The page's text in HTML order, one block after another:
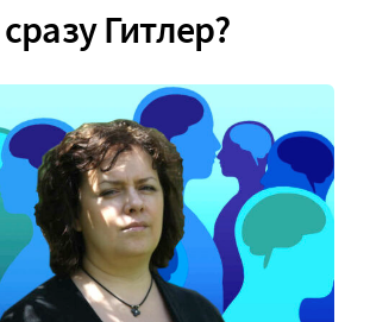
Гитлер?